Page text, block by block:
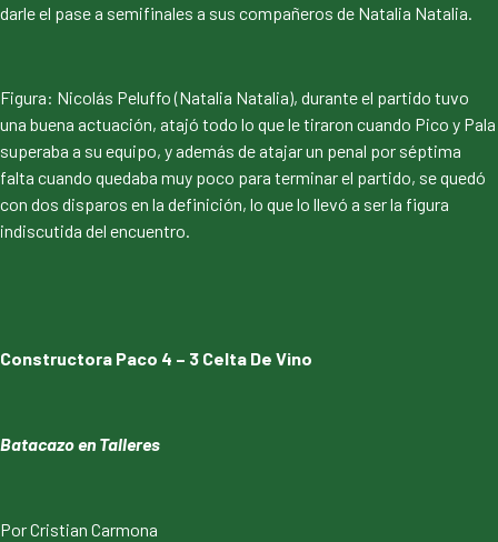
darle el pase a semifinales a sus compañeros de Natalia Natalia.
Figura: Nicolás Peluffo (Natalia Natalia), durante el partido tuvo
una buena actuación, atajó todo lo que le tiraron cuando Pico y Pala
superaba a su equipo, y además de atajar un penal por séptima
falta cuando quedaba muy poco para terminar el partido, se quedó
con dos disparos en la definición, lo que lo llevó a ser la figura
indiscutida del encuentro.
Constructora Paco 4 – 3 Celta De Vino
Batacazo en Talleres
Por Cristian Carmona